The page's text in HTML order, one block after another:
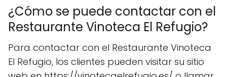
¿Cómo se puede contactar con el
Restaurante Vinoteca El Refugio?
Para contactar con el Restaurante Vinoteca
El Refugio, los clientes pueden visitar su sitio